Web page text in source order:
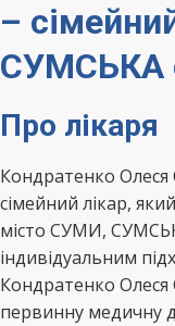
–
СУМСЬКА
Про лікаря
Кондратенко Олеся
сімейний лікар,
місто СУМИ,
індивідуальним
Кондратенко Олеся
первинну медичну